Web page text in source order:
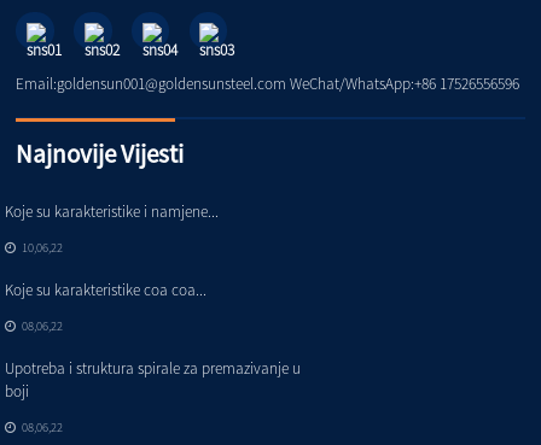
Email:goldensun001@goldensunsteel.com WeChat/WhatsApp:+86 17526556596
Najnovije Vijesti
Koje su karakteristike i namjene...
10,06,22
Koje su karakteristike coa coa...
08,06,22
Upotreba i struktura spirale za premazivanje u
boji
08,06,22